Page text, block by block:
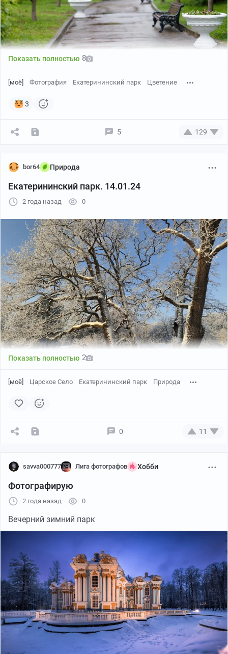
Показать полностью 8
[моё] Фотография Екатерининский парк Цветение
3
5 129
bor64 Природа
Екатерининский парк. 14.01.24
2 года назад 0
Показать полностью 2
[моё] Царское Село Екатерининский парк Природа
0 11
savva000777 Лига фотографов Хобби
Фотографирую
2 года назад 0
Вечерний зимний парк